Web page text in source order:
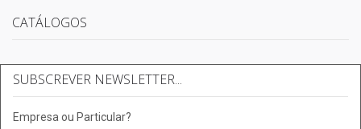
CATÁLOGOS
SUBSCREVER NEWSLETTER...
Empresa ou Particular?